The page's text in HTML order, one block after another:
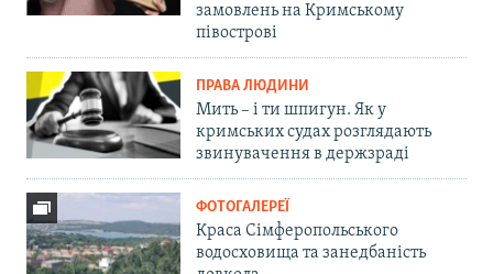
замовлень на Кримському
півострові
ПРАВА ЛЮДИНИ
Мить – і ти шпигун. Як у
кримських судах розглядають
звинувачення в держзраді
ФОТОГАЛЕРЕЇ
Краса Сімферопольського
водосховища та занедбаність